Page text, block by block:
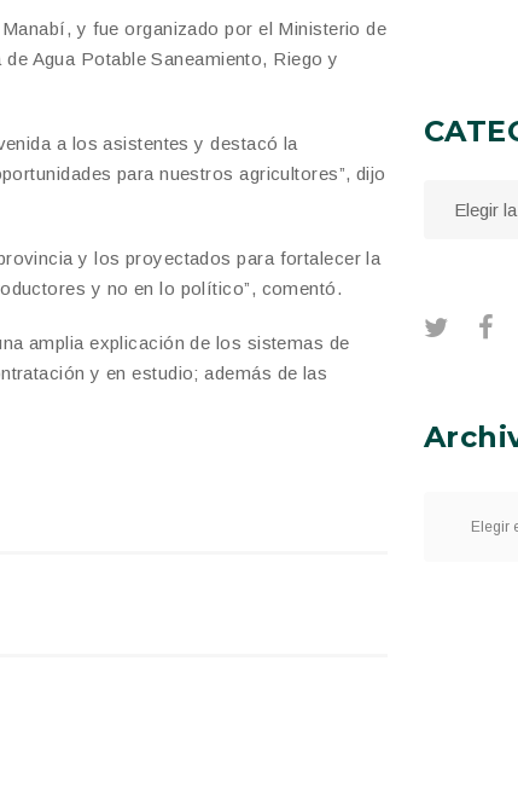
y fue organizado por el Ministerio de
Agua Potable Saneamiento, Riego y
a los asistentes y destacó la
para nuestros agricultores”, dijo
y los proyectados para fortalecer la
y no en lo político”, comentó.
amplia explicación de los sistemas de
y en estudio; además de las